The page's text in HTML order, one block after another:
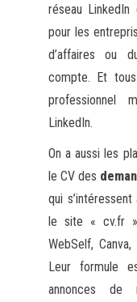
réseau
pour les
d’affaires ou
compte. Et
professionnel
LinkedIn.
On a aussi les
le CV des
qui
le site « cv.fr »
WebSelf,
Leur formule
annonces de